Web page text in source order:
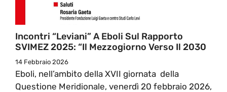
Incontri “Leviani” A Eboli Sul Rapporto
SVIMEZ 2025: “Il Mezzogiorno Verso Il 2030
14 Febbraio 2026
Eboli, nell’ambito della XVII giornata della
Questione Meridionale, venerdì 20 febbraio 2026,